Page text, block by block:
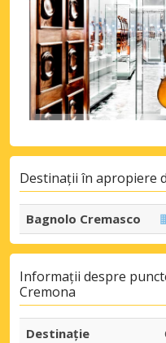
Destinații în apropiere
Bagnolo Cremasco
Informații despre
Cremona
Destinaţie